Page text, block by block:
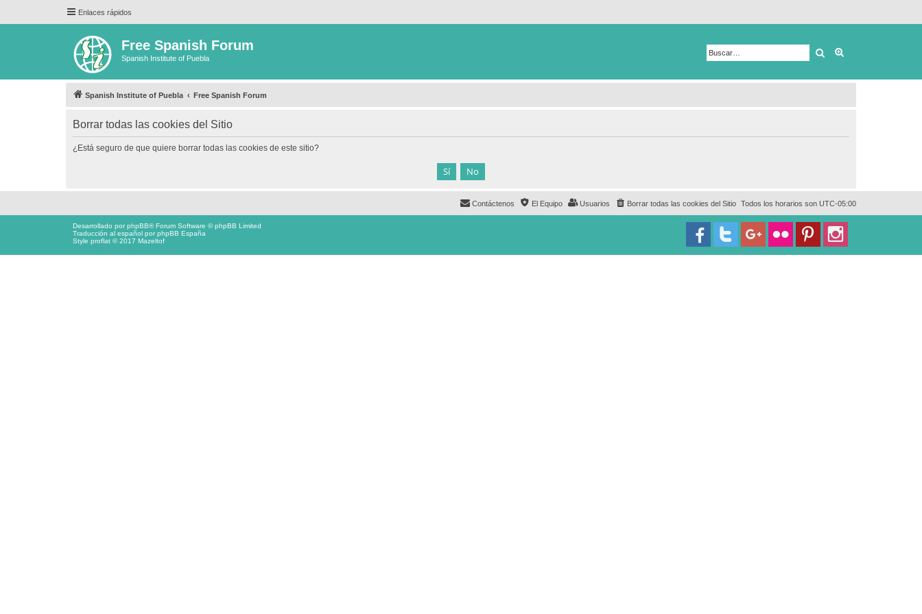
Enlaces rápidos
Free Spanish Forum
Spanish Institute of Puebla Buscar
Spanish Institute of Puebla Free Spanish Forum
Borrar todas las cookies del Sitio
¿Está seguro de que quiere borrar todas las cookies de este sitio?
Todos los horarios son UTC-05:00
Borrar todas las cookies del Sitio
Usuarios
El Equipo
Contáctenos
Desarrollado porphpBB® Forum Software © phpBB Limited
Traducción al español porphpBB España
Style proflat © 2017 Mazeltof